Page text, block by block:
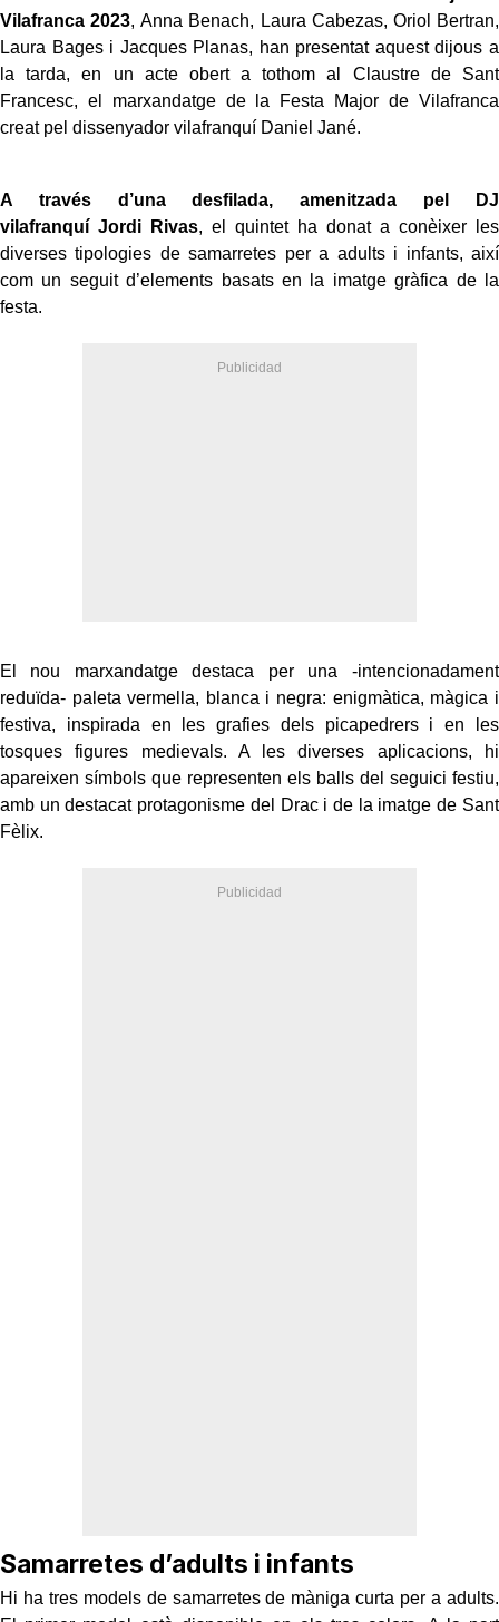
Vilafranca 2023, Anna Benach, Laura Cabezas, Oriol Bertran,
Laura Bages i Jacques Planas, han presentat aquest dijous a
la tarda, en un acte obert a tothom al Claustre de Sant
Francesc, el marxandatge de la Festa Major de Vilafranca
creat pel dissenyador vilafranquí Daniel Jané.
A través d’una desfilada, amenitzada pel DJ
vilafranquí Jordi Rivas, el quintet ha donat a conèixer les
diverses tipologies de samarretes per a adults i infants, així
com un seguit d’elements basats en la imatge gràfica de la
festa.
El nou marxandatge destaca per una -intencionadament
reduïda- paleta vermella, blanca i negra: enigmàtica, màgica i
festiva, inspirada en les grafies dels picapedrers i en les
tosques figures medievals. A les diverses aplicacions, hi
apareixen símbols que representen els balls del seguici festiu,
amb un destacat protagonisme del Drac i de la imatge de Sant
Fèlix.
Samarretes d’adults i infants
Hi ha tres models de samarretes de màniga curta per a adults.